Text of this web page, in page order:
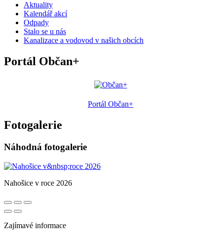
Aktuality
Kalendář akcí
Odpady
Stalo se u nás
Kanalizace a vodovod v našich obcích
Portál Občan+
Portál Občan+
Fotogalerie
Náhodná fotogalerie
Nahošice v roce 2026
Zajímavé informace